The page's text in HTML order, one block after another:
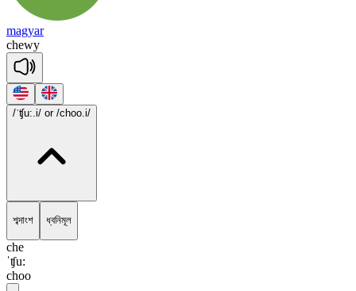
magyar
chewy
/ˈʧu:.i/ or /choo.i/
শব্দাংশ ধ্বনিমূল
che
ˈʧu:
choo